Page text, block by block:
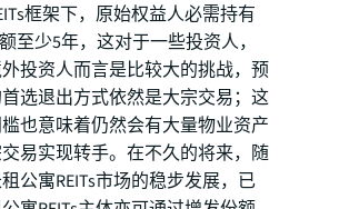
框架下，原始权益人必需持有
至少5年，这对于一些投资人，
投资人而言是比较大的挑战，预
选退出方式依然是大宗交易；这
也意味着仍然会有大量物业资产
易实现转手。在不久的将来，随
公寓REITs市场的稳步发展，已